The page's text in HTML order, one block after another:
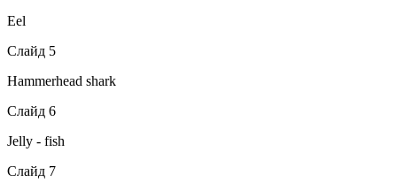
Eel
Слайд 5
Hammerhead shark
Слайд 6
Jelly - fish
Слайд 7